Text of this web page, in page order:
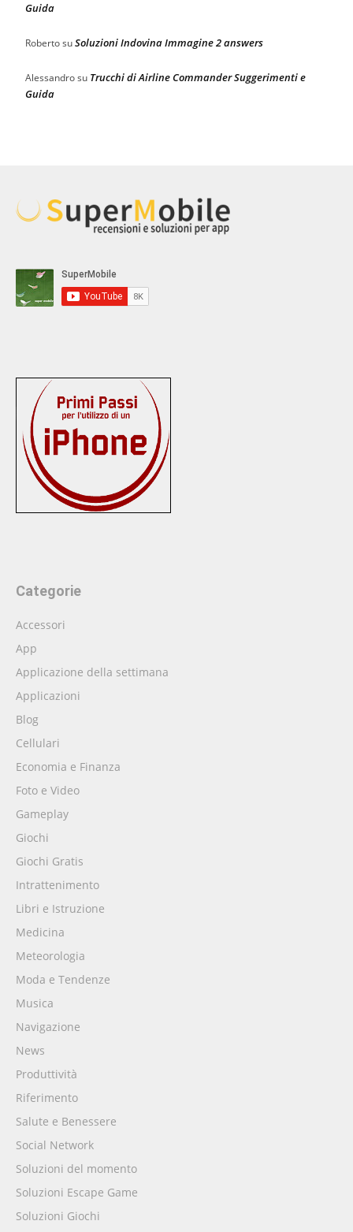
Guida
RobertosuSoluzioni Indovina Immagine 2 answers
Alessandrosu Trucchi di Airline Commander Suggerimenti e
Guida
Categorie
Accessori
App
Applicazione della settimana
Applicazioni
Blog
Cellulari
Economia e Finanza
Foto e Video
Gameplay
Giochi
Giochi Gratis
Intrattenimento
Libri e Istruzione
Medicina
Meteorologia
Moda e Tendenze
Musica
Navigazione
News
Produttività
Riferimento
Salute e Benessere
Social Network
Soluzioni del momento
Soluzioni Escape Game
Soluzioni Giochi